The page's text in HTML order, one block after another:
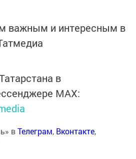
важным и интересным в
в
MАХ:
вТелеграм, Вконтакте,